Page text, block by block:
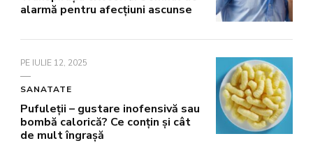
alarmă pentru afecțiuni ascunse
PE IULIE 12, 2025
SANATATE
Pufuleții – gustare inofensivă sau
bombă calorică? Ce conțin și cât
de mult îngrașă